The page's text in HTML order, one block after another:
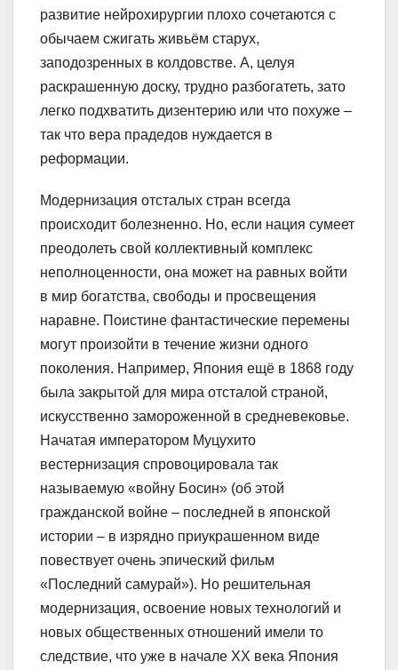
развитие нейрохирургии плохо сочетаются с
обычаем сжигать живьём старух,
заподозренных в колдовстве. А, целуя
раскрашенную доску, трудно разбогатеть, зато
легко подхватить дизентерию или что похуже –
так что вера прадедов нуждается в
реформации.
Модернизация отсталых стран всегда
происходит болезненно. Но, если нация сумеет
преодолеть свой коллективный комплекс
неполноценности, она может на равных войти
в мир богатства, свободы и просвещения
наравне. Поистине фантастические перемены
могут произойти в течение жизни одного
поколения. Например, Япония ещё в 1868 году
была закрытой для мира отсталой страной,
искусственно замороженной в средневековье.
Начатая императором Муцухито
вестернизация спровоцировала так
называемую «войну Босин» (об этой
гражданской войне – последней в японской
истории – в изрядно приукрашенном виде
повествует очень эпический фильм
«Последний самурай»). Но решительная
модернизация, освоение новых технологий и
новых общественных отношений имели то
следствие, что уже в начале XX века Япония